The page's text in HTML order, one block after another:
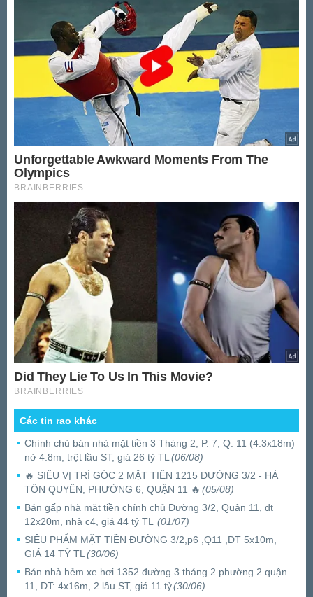
Các tin rao khác
Chính chủ bán nhà mặt tiền 3 Tháng 2, P. 7, Q. 11 (4.3x18m)
nở 4.8m, trệt lầu ST, giá 26 tỷ TL (06/08)
🔥 SIÊU VỊ TRÍ GÓC 2 MẶT TIỀN 1215 ĐƯỜNG 3/2 - HÀ
TÔN QUYỀN, PHƯỜNG 6, QUẬN 11 🔥 (05/08)
Bán gấp nhà mặt tiền chính chủ Đường 3/2, Quận 11, dt
12x20m, nhà c4, giá 44 tỷ TL
(01/07)
SIÊU PHẨM MẶT TIỀN ĐƯỜNG 3/2,p6 ,Q11 ,DT 5x10m,
GIÁ 14 TỶ TL (30/06)
Bán nhà hẻm xe hơi 1352 đường 3 tháng 2 phường 2 quận
11, DT: 4x16m, 2 lầu ST, giá 11 tỷ(30/06)